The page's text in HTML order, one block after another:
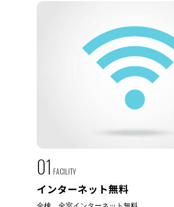
01 FACILITY
インターネット無料